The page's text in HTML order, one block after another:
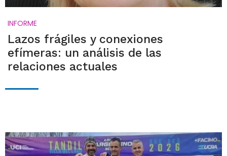
INFORME
Lazos frágiles y conexiones
efímeras: un análisis de las
relaciones actuales